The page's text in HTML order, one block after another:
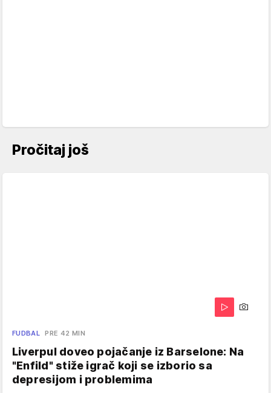
Pročitaj još
FUDBAL PRE 42 MIN
Liverpul doveo pojačanje iz Barselone: Na
"Enfild" stiže igrač koji se izborio sa
depresijom i problemima